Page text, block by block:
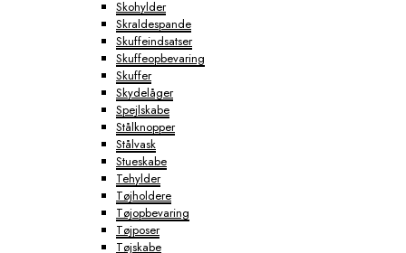
Skohylder
Skraldespande
Skuffeindsatser
Skuffeopbevaring
Skuffer
Skydelåger
Spejlskabe
Stålknopper
Stålvask
Stueskabe
Tehylder
Tøjholdere
Tøjopbevaring
Tøjposer
Tøjskabe